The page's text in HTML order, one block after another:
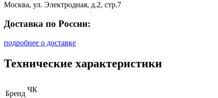
Москва, ул. Электродная, д.2, стр.7
Доставка по России:
подробнее о доставке
Технические характеристики
Бренд ЧК